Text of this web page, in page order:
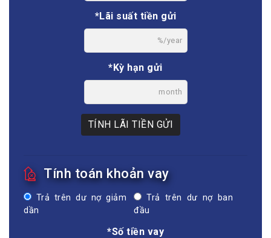
*Lãi suất tiền gửi
%/year
*Kỳ hạn gửi
month
TÍNH LÃI TIỀN GỬI
Tính toán khoản vay
Trả trên dư nợ giảm
dần
Trả trên dư nợ ban
đầu
*Số tiền vay